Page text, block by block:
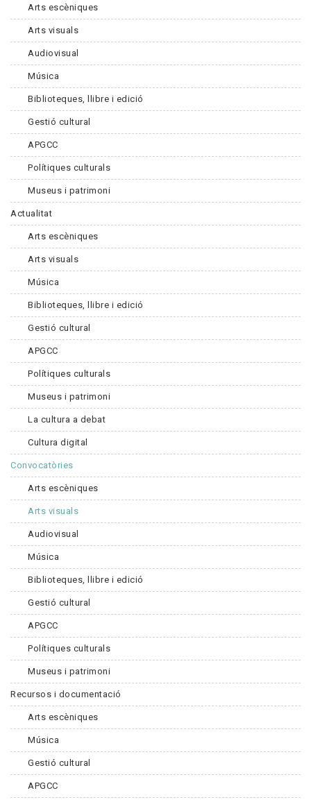
Arts escèniques
Arts visuals
Audiovisual
Música
Biblioteques, llibre i edició
Gestió cultural
APGCC
Polítiques culturals
Museus i patrimoni
Actualitat
Arts escèniques
Arts visuals
Música
Biblioteques, llibre i edició
Gestió cultural
APGCC
Polítiques culturals
Museus i patrimoni
La cultura a debat
Cultura digital
Convocatòries
Arts escèniques
Arts visuals
Audiovisual
Música
Biblioteques, llibre i edició
Gestió cultural
APGCC
Polítiques culturals
Museus i patrimoni
Recursos i documentació
Arts escèniques
Música
Gestió cultural
APGCC